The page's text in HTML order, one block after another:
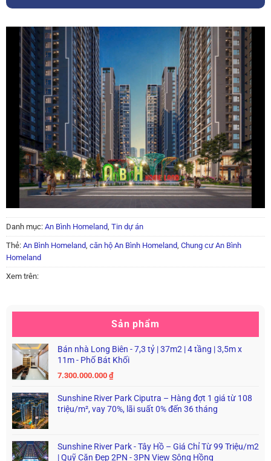
Danh mục: An Bình Homeland Tin dự án
Thẻ: An Bình Homeland căn hộ An Bình Homeland Chung cư An Bình
Homeland
Xem trên:
Sản phẩm
Bán nhà Long Biên - 7,3 tỷ | 37m2 | 4 tầng | 3,5m x
11m - Phố Bát Khối
7.300.000.000 ₫
Sunshine River Park Ciputra – Hàng đợt 1 giá từ 108
triệu/m², vay 70%, lãi suất 0% đến 36 tháng
Sunshine River Park - Tây Hồ – Giá Chỉ Từ 99 Triệu/m2
| Quỹ Căn Đẹp 2PN - 3PN View Sông Hồng